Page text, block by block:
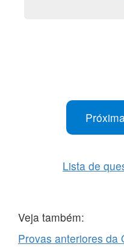
Lista de
Veja também:
Provas anteriores da